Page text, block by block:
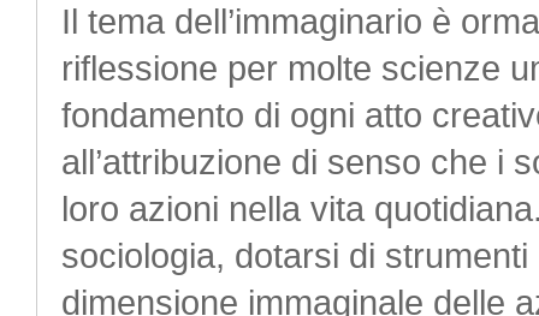
Il tema dell’immaginario è
riflessione per molte scienze
fondamento di ogni atto
all’attribuzione di senso che i
loro azioni nella vita
sociologia, dotarsi di
dimensione immaginale delle